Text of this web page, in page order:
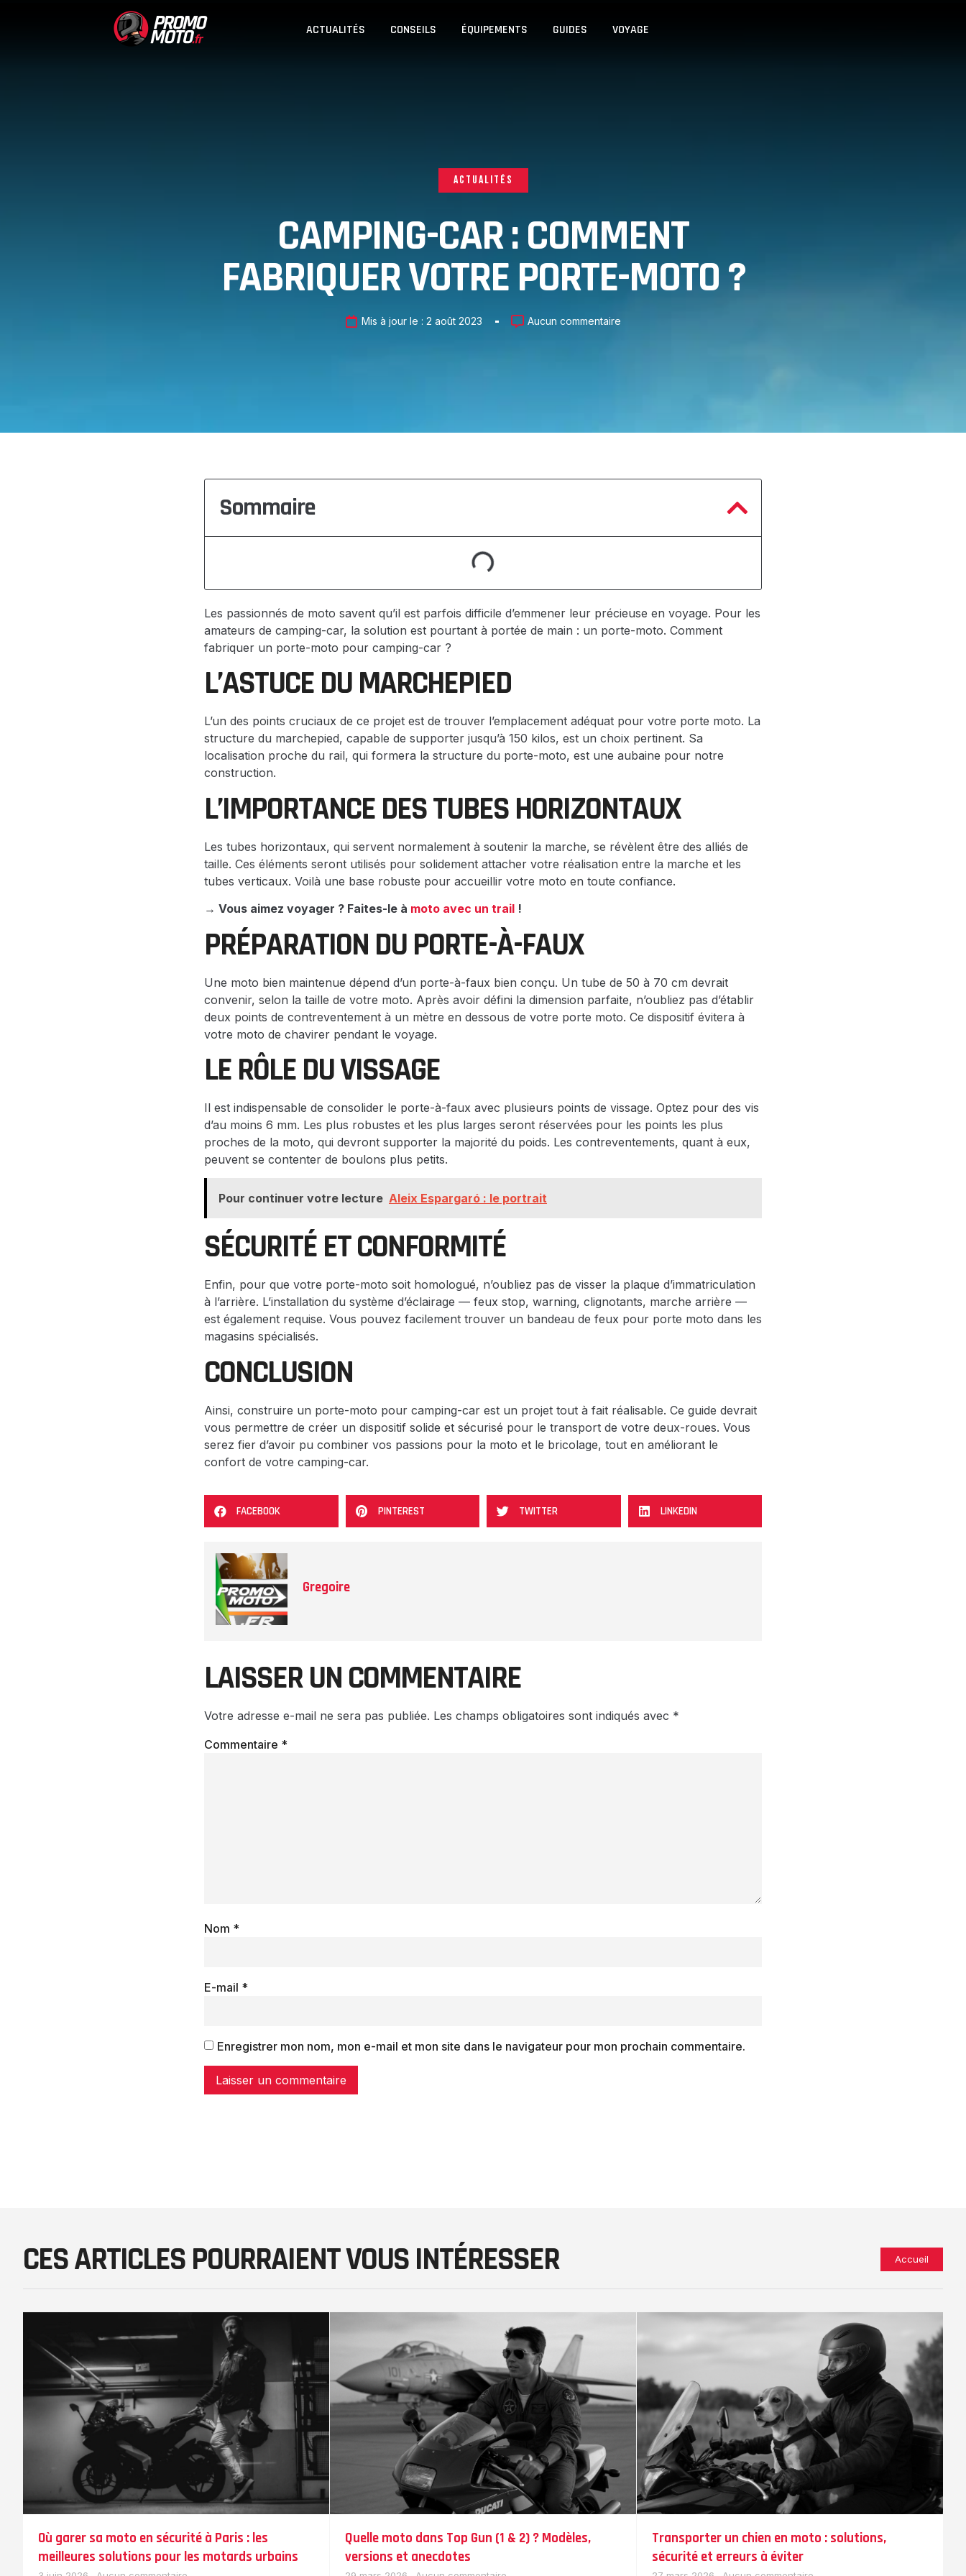
ACTUALITÉS CONSEILS ÉQUIPEMENTS GUIDES VOYAGE
ACTUALITÉS
CAMPING-CAR : COMMENT
FABRIQUER VOTRE PORTE-MOTO ?
Mis à jour le : 2 août 2023 Aucun commentaire
Sommaire
Les passionnés de moto savent qu’il est parfois difficile d’emmener leur précieuse en voyage. Pour les
amateurs de camping-car, la solution est pourtant à portée de main : un porte-moto. Comment
fabriquer un porte-moto pour camping-car ?
L’ASTUCE DU MARCHEPIED
L’un des points cruciaux de ce projet est de trouver l’emplacement adéquat pour votre porte moto. La
structure du marchepied, capable de supporter jusqu’à 150 kilos, est un choix pertinent. Sa
localisation proche du rail, qui formera la structure du porte-moto, est une aubaine pour notre
construction.
L’IMPORTANCE DES TUBES HORIZONTAUX
Les tubes horizontaux, qui servent normalement à soutenir la marche, se révèlent être des alliés de
taille. Ces éléments seront utilisés pour solidement attacher votre réalisation entre la marche et les
tubes verticaux. Voilà une base robuste pour accueillir votre moto en toute confiance.
→ Vous aimez voyager ? Faites-le à moto avec un trail !
PRÉPARATION DU PORTE-À-FAUX
Une moto bien maintenue dépend d’un porte-à-faux bien conçu. Un tube de 50 à 70 cm devrait
convenir, selon la taille de votre moto. Après avoir défini la dimension parfaite, n’oubliez pas d’établir
deux points de contreventement à un mètre en dessous de votre porte moto. Ce dispositif évitera à
votre moto de chavirer pendant le voyage.
LE RÔLE DU VISSAGE
Il est indispensable de consolider le porte-à-faux avec plusieurs points de vissage. Optez pour des vis
d’au moins 6 mm. Les plus robustes et les plus larges seront réservées pour les points les plus
proches de la moto, qui devront supporter la majorité du poids. Les contreventements, quant à eux,
peuvent se contenter de boulons plus petits.
Pour continuer votre lecture Aleix Espargaró : le portrait
SÉCURITÉ ET CONFORMITÉ
Enfin, pour que votre porte-moto soit homologué, n’oubliez pas de visser la plaque d’immatriculation
à l’arrière. L’installation du système d’éclairage — feux stop, warning, clignotants, marche arrière —
est également requise. Vous pouvez facilement trouver un bandeau de feux pour porte moto dans les
magasins spécialisés.
CONCLUSION
Ainsi, construire un porte-moto pour camping-car est un projet tout à fait réalisable. Ce guide devrait
vous permettre de créer un dispositif solide et sécurisé pour le transport de votre deux-roues. Vous
serez fier d’avoir pu combiner vos passions pour la moto et le bricolage, tout en améliorant le
confort de votre camping-car.
FACEBOOK PINTEREST TWITTER LINKEDIN
Gregoire
LAISSER UN COMMENTAIRE
Votre adresse e-mail ne sera pas publiée. Les champs obligatoires sont indiqués avec *
Commentaire *
Nom *
E-mail *
Enregistrer mon nom, mon e-mail et mon site dans le navigateur pour mon prochain commentaire.
CES ARTICLES POURRAIENT VOUS INTÉRESSER Accueil
Où garer sa moto en sécurité à Paris : les
meilleures solutions pour les motards urbains
Quelle moto dans Top Gun (1 & 2) ? Modèles,
versions et anecdotes
Transporter un chien en moto : solutions,
sécurité et erreurs à éviter